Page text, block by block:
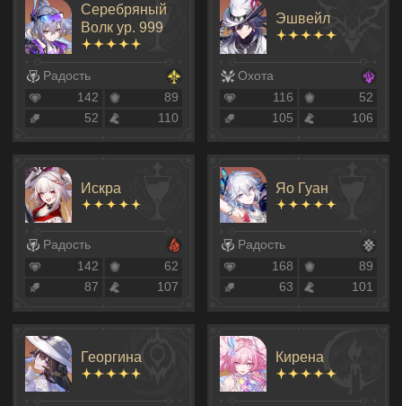
Серебряный
Волк ур. 999
Радость
142
89
52
110
Эшвейл
Охота
116
52
105
106
Искра
Радость
142
62
87
107
Яо Гуан
Радость
168
89
63
101
Георгина Кирена